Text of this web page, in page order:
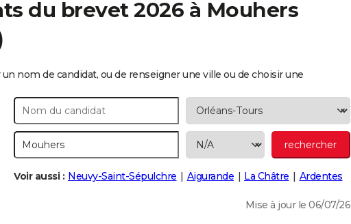
du brevet 2026 à Mouhers
nom de candidat, ou de renseigner une ville ou de choisir une
Voir aussi : Neuvy-Saint-Sépulchre Aigurande La Châtre Ardentes
Mise à jour le 06/07/26